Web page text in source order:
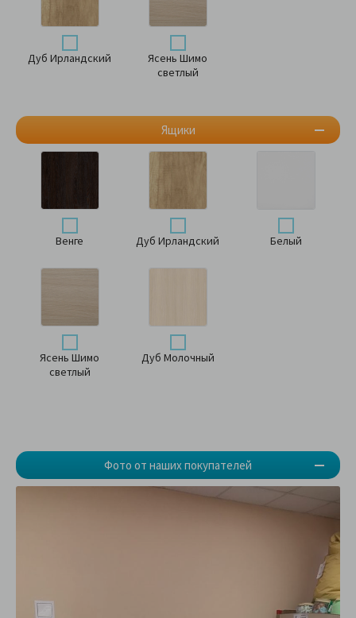
Ящики
Дуб Ирландский
Ясень Шимо
светлый
Венге Дуб Ирландский Белый
Ясень Шимо
светлый
Дуб Молочный
Фото от наших покупателей